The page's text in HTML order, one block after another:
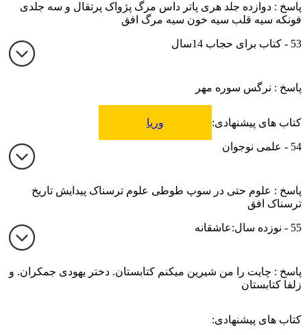
پاسخ : دوازده جلد هری پاتر داس مرگ پژواک پرتقال و سه جلدی
فونکه سیه قلب سیه خون سیه مرگ افق
53 - کتاب برای حجاب 14سال
پاسخ : نرگس سوره مهر
کتاب های پیشنهادی: وریا
54 - علمی نوجوان
پاسخ : علوم حتی در سوپ طوطی علوم ترسناک پیدایش تاریخ
ترسناک افق
55 - نوزده سال:عاشقانه
پاسخ : چایت را من شیرین میکنم کتابستان. دختر یهودی جمکران. و
زلفا کتابستان
کتاب های پیشنهادی: